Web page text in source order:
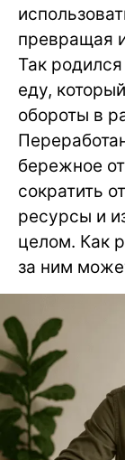
превращая
Так
еду,
обороты в
бережное
сократить
ресурсы и
целом. Как
за ним